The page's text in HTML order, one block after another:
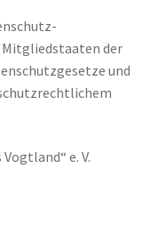
Mitgliedstaaten der
und
e. V.